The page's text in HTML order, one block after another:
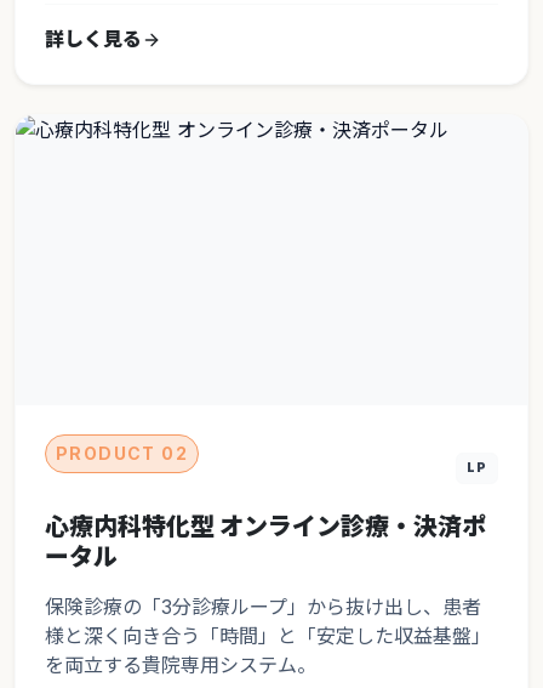
詳しく見る
PRODUCT 02
LP
心療内科特化型 オンライン診療・決済ポ
ータル
保険診療の「3分診療ループ」から抜け出し、患者
様と深く向き合う「時間」と「安定した収益基盤」
を両立する貴院専用システム。